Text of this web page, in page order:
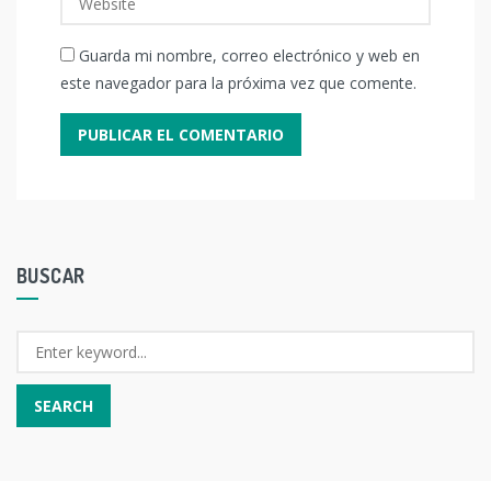
Guarda mi nombre, correo electrónico y web en
este navegador para la próxima vez que comente.
BUSCAR